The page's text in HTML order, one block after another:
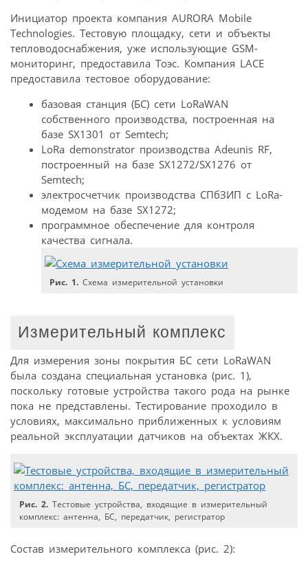
Инициатор проекта компания AURORA Mobile
Technologies. Тестовую площадку, сети и объекты
тепловодоснабжения, уже использующие GSM-
мониторинг, предоставила Тоэс. Компания LACE
предоставила тестовое оборудование:
базовая станция (БС) сети LoRaWAN
собственного производства, построенная на
базе SX1301 от Semtech;
LoRa demonstrator производства Adeunis RF,
построенный на базе SX1272/SX1276 от
Semtech;
электросчетчик производства СПбЗИП с LoRa-
модемом на базе SX1272;
программное обеспечение для контроля
качества сигнала.
Рис. 1. Схема измерительной установки
Измерительный комплекс
Для измерения зоны покрытия БС сети LoRaWAN
была создана специальная установка (рис. 1),
поскольку готовые устройства такого рода на рынке
пока не представлены. Тестирование проходило в
условиях, максимально приближенных к условиям
реальной эксплуатации датчиков на объектах ЖКХ.
Рис. 2. Тестовые устройства, входящие в измерительный
комплекс: антенна, БС, передатчик, регистратор
Состав измерительного комплекса (рис. 2):